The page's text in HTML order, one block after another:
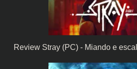
Review Stray (PC) - Miando e